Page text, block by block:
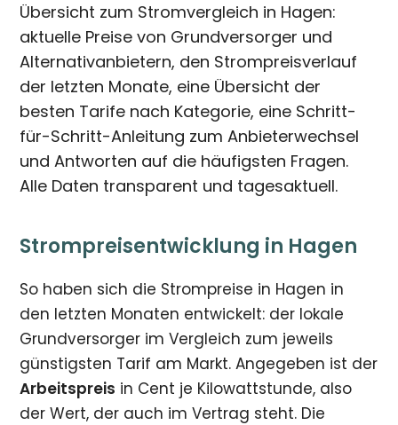
Übersicht zum Stromvergleich in Hagen:
aktuelle Preise von Grundversorger und
Alternativanbietern, den Strompreisverlauf
der letzten Monate, eine Übersicht der
besten Tarife nach Kategorie, eine Schritt-
für-Schritt-Anleitung zum Anbieterwechsel
und Antworten auf die häufigsten Fragen.
Alle Daten transparent und tagesaktuell.
Strompreisentwicklung in Hagen
So haben sich die Strompreise in Hagen in
den letzten Monaten entwickelt: der lokale
Grundversorger im Vergleich zum jeweils
günstigsten Tarif am Markt. Angegeben ist der
Arbeitspreis in Cent je Kilowattstunde, also
der Wert, der auch im Vertrag steht. Die